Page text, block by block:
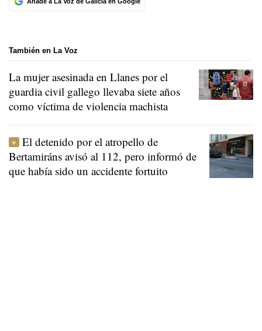
También en La Voz
La mujer asesinada en Llanes por el
guardia civil gallego llevaba siete años
como víctima de violencia machista
El detenido por el atropello de
Bertamiráns avisó al 112, pero informó de
que había sido un accidente fortuito